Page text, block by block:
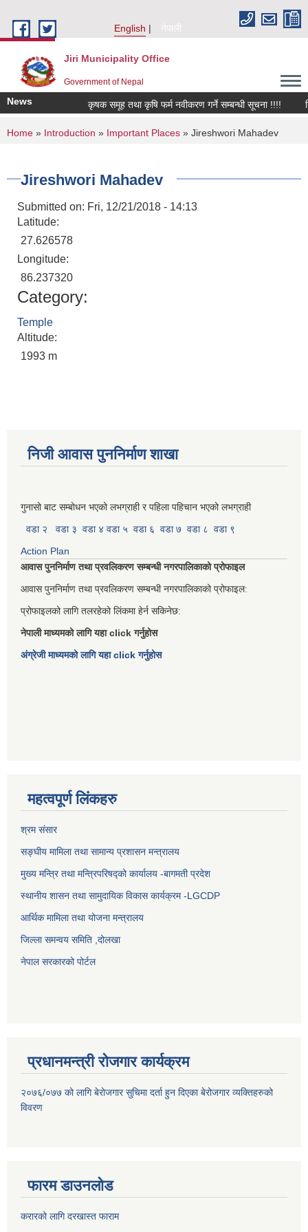
English
नेपाली
Jiri Municipality Office
Government of Nepal
News कृषक समूह तथा कृषि फर्म नवीकरण गर्ने सम्बन्धी सूचना !!!!
You are here
Home » Introduction » Important Places » Jireshwori Mahadev
Jireshwori Mahadev
Submitted on: Fri, 12/21/2018 - 14:13
Latitude:
27.626578
Longitude:
86.237320
Category:
Temple
Altitude:
1993 m
निजी आवास पुननिर्माण शाखा
गुनासो बाट सम्बोधन भएको लभग्राही र पहिला पहिचान भएको लभग्राही
वडा २
वडा ३ वडा ४ वडा ५ वडा ६ वडा ७ वडा ८ वडा ९
Action Plan
आवास पुननिर्माण तथा प्रवलिकरण सम्बन्धी नगरपालिकाको प्रोफाइल
आवास पुननिर्माण तथा प्रवलिकरण सम्बन्धी नगरपालिकाको प्रोफाइल:
प्रोफाइलको लागि तलरहेको लिंकमा हेर्न सकिनेछ:
नेपाली माध्यमको लागि यहा click गर्नुहोस
अंग्रेजी माध्यमको लागि यहा click गर्नुहोस
महत्वपूर्ण लिंकहरु
श्रम संसार
सङ्घीय मामिला तथा सामान्य प्रशासन मन्त्रालय
मुख्य मन्त्रि तथा मन्त्रिपरिषद्को कार्यालय -बागमती प्रदेश
स्थानीय शासन तथा सामुदायिक विकास कार्यक्रम -LGCDP
आर्थिक मामिला तथा योजना मन्त्रालय
जिल्ला समन्वय समिति ,दोलखा
नेपाल सरकारको पोर्टल
प्रधानमन्त्री रोजगार कार्यक्रम
२०७६/०७७ को लागि बेरोजगार सुचिमा दर्ता हुन दिएका बेरोजगार व्यक्तिहरुको
विवरण
फारम डाउनलोड
करारको लागि दरखास्त फाराम